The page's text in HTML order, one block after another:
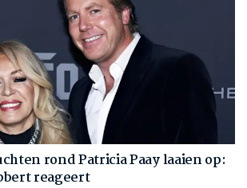
rond Patricia Paay laaien op:
reageert